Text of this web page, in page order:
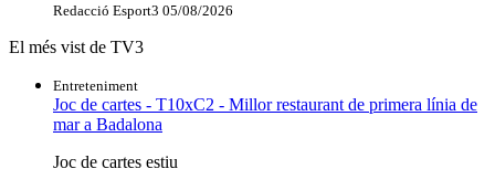
Redacció Esport3 05/08/2026
El més vist de TV3
Entreteniment
Joc de cartes - T10xC2 - Millor restaurant de primera línia de
mar a Badalona
Joc de cartes estiu